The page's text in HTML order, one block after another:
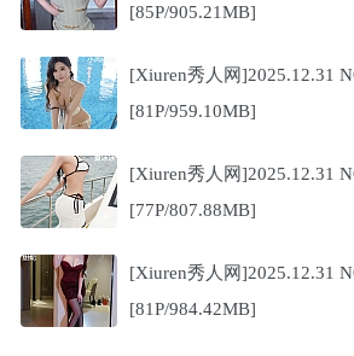
[85P/905.21MB]
[Xiuren秀人网]2025.12.31
[81P/959.10MB]
[Xiuren秀人网]2025.12.31
[77P/807.88MB]
[Xiuren秀人网]2025.12.31
[81P/984.42MB]